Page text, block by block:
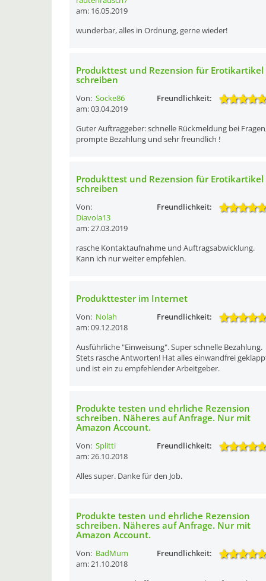
am: 16.05.2019
wunderbar, alles in Ordnung, gerne wieder!
Produkttest und Rezension für Erotikartikel
schreiben
Von: Socke86
am: 03.04.2019
Freundlichkeit:
Guter Auftraggeber: schnelle Rückmeldung bei
prompte Bezahlung und sehr freundlich !
Produkttest und Rezension für Erotikartikel
schreiben
Von:
Diavola13
am: 27.03.2019
Freundlichkeit:
rasche Kontaktaufnahme und Auftragsabwicklung.
Kann ich nur weiter empfehlen.
Produkttester im Internet
Von: Nolah
am: 09.12.2018
Freundlichkeit:
Ausführliche "Einweisung". Super schnelle Bezahlung.
Stets rasche Antworten! Hat alles einwandfrei
und ist ein zu empfehlender Arbeitgeber.
Produkte testen und ehrliche Rezension
schreiben. Näheres auf Anfrage. Nur mit
Amazon Account.
Von: Splitti
am: 26.10.2018
Freundlichkeit:
Alles super. Danke für den Job.
Produkte testen und ehrliche Rezension
schreiben. Näheres auf Anfrage. Nur mit
Amazon Account.
Von: BadMum
am: 21.10.2018
Freundlichkeit: